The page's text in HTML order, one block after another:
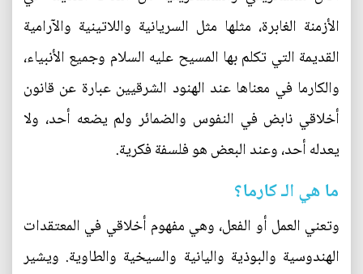
الأزمنة الغابرة، مثلها مثل السريانية واللاتينية والآرامية
القديمة التي تكلم بها المسيح عليه السلام وجميع الأنبياء،
والكارما في معناها عند الهنود الشرقيين عبارة عن قانون
أخلاقي نابض في النفوس والضمائر ولم يضعه أحد، ولا
يعدله أحد، وعند البعض هو فلسفة فكرية.
ما هي الـ كارما؟
وتعني العمل أو الفعل، وهي مفهوم أخلاقي في المعتقدات
الهندوسية والبوذية واليانية والسيخية والطاوية. ويشير